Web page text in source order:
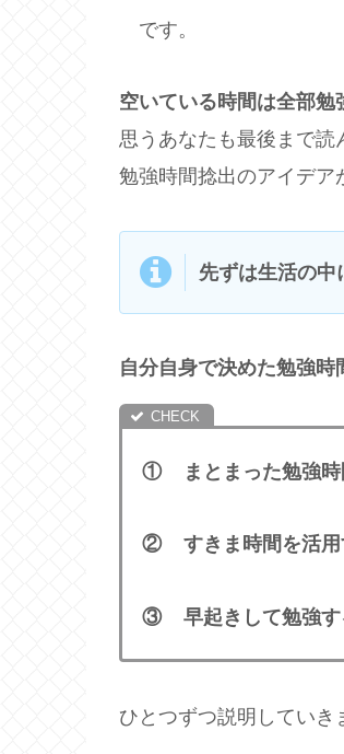
です。
空いている時間は全部勉
思うあなたも最後まで読
勉強時間捻出のアイデア
先ずは生活の中
自分自身で決めた勉強時
① まとまった勉強時
② すきま時間を活用
③ 早起きして勉強す
ひとつずつ説明していき